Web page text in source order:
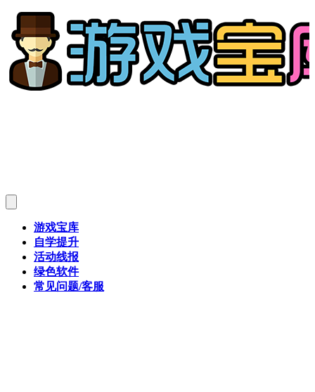
游戏宝库
自学提升
活动线报
绿色软件
常见问题/客服